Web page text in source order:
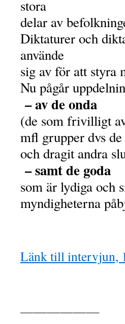
stora
delar av
Diktaturer och
använde
sig av för att styra
Nu pågår
– av de onda
(de som frivilligt
mfl grupper dvs
och dragit andra
– samt de goda
som är lydiga och
myndigheterna
Länk till intervjun,
——————